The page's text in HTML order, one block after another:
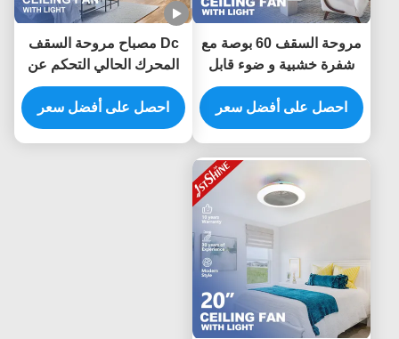
مروحة السقف 60 بوصة مع
شفرة خشبية و ضوء قابل
للتخفيف
احصل على أفضل سعر
Dc مصباح مروحة السقف
المحرك الحالي التحكم عن
بعد الذكي توفير الطاقة
احصل على أفضل سعر